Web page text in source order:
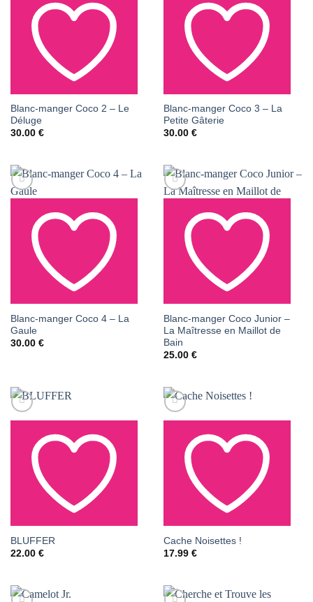
AJOUTER À LA LISTE
Blanc-manger Coco 2 – Le
Déluge
30.00 €
AJOUTER À LA LISTE
DE SOUHAITS
Blanc-manger Coco 3 – La
Petite Gâterie
30.00 €
AJOUTER À LA LISTE
Blanc-manger Coco 4 – La
Gaule
30.00 €
AJOUTER À LA LISTE
DE SOUHAITS
Blanc-manger Coco Junior –
La Maîtresse en Maillot de
Bain
25.00 €
AJOUTER À LA LISTE
DE SOUHAITS
BLUFFER
22.00 €
AJOUTER À LA LISTE
DE SOUHAITS
Cache Noisettes !
17.99 €